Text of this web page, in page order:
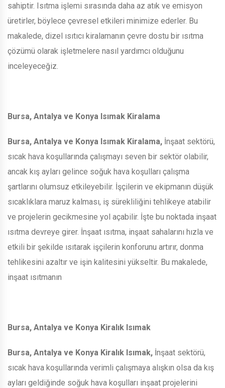
sahiptir. Isıtma işlemi sırasında daha az atık ve emisyon
üretirler, böylece çevresel etkileri minimize ederler. Bu
makalede, dizel ısıtıcı kiralamanın çevre dostu bir ısıtma
çözümü olarak işletmelere nasıl yardımcı olduğunu
inceleyeceğiz.
Bursa, Antalya ve Konya Isımak Kiralama
Bursa, Antalya ve Konya Isımak Kiralama, İnşaat sektörü,
sıcak hava koşullarında çalışmayı seven bir sektör olabilir,
ancak kış ayları gelince soğuk hava koşulları çalışma
şartlarını olumsuz etkileyebilir. İşçilerin ve ekipmanın düşük
sıcaklıklara maruz kalması, iş sürekliliğini tehlikeye atabilir
ve projelerin gecikmesine yol açabilir. İşte bu noktada inşaat
ısıtma devreye girer. İnşaat ısıtma, inşaat sahalarını hızla ve
etkili bir şekilde ısıtarak işçilerin konforunu artırır, donma
tehlikesini azaltır ve işin kalitesini yükseltir. Bu makalede,
inşaat ısıtmanın
Bursa, Antalya ve Konya Kiralık Isımak
Bursa, Antalya ve Konya Kiralık Isımak, İnşaat sektörü,
sıcak hava koşullarında verimli çalışmaya alışkın olsa da kış
ayları geldiğinde soğuk hava koşulları inşaat projelerini